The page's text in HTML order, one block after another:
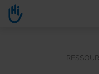
Go to main content
You are here :